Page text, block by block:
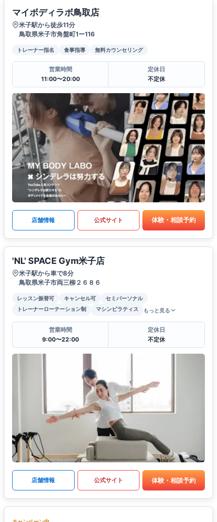
マイボディラボ鳥取店
米子駅から徒歩11分
鳥取県米子市角盤町1ー116
トレーナー指名 食事指導 無料カウンセリング
営業時間
11:00〜20:00
定休日
不定休
店舗情報 公式サイト 体験・相談予約
'NL' SPACE Gym米子店
米子駅から車で8分
鳥取県米子市両三柳２６８６
レッスン振替可 キャンセル可
セミパーソナル
トレーナーローテーション制
マシンピラティス もっと見る
営業時間
9:00〜22:00
定休日
不定休
店舗情報 公式サイト 体験・相談予約